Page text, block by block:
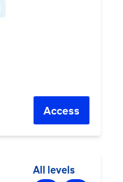
Access
All levels